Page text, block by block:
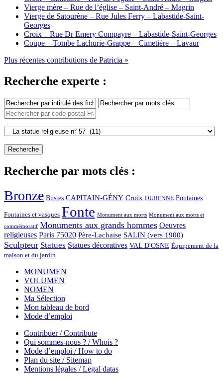
Vierge mère – Rue de l’église – Saint-André – Magrin
Vierge de Satourène – Rue Jules Ferry – Labastide-Saint-
Georges
Croix – Rue Dr Emery Compayre – Labastide-Saint-Georges
Coupe – Tombe Lachurie-Grappe – Cimetière – Lavaur
Plus récentes contributions de Patricia »
Recherche experte :
Recherche par mots clés :
Bronze Bustes CAPITAIN-GÉNY Croix DURENNE Fontaines
Fontaines et vasques Fonte Monument aux morts Monument aux morts et
commémoratif Monuments aux grands hommes Oeuvres
religieuses Paris 75020 Père-Lachaise SALIN (vers 1900)
Sculpteur Statues Statues décoratives VAL D'OSNE Équipement de la
maison et du jardin
MONUMEN
VOLUMEN
NOMEN
Ma Sélection
Mon tableau de bord
Mode d’emploi
Contribuer / Contribute
Qui sommes-nous ? / Whois ?
Mode d’emploi / How to do
Plan du site / Sitemap
Mentions légales / Legal datas